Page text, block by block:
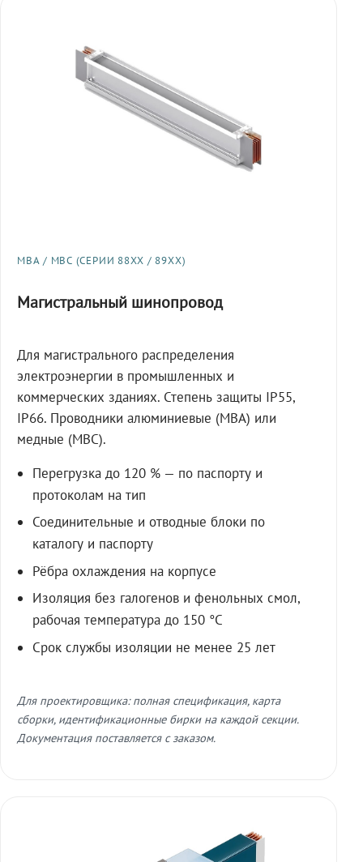
МВА / МВС (СЕРИИ 88XX / 89XX)
Магистральный шинопровод
Для магистрального распределения
электроэнергии в промышленных и
коммерческих зданиях. Степень защиты IP55,
IP66. Проводники алюминиевые (МВА) или
медные (МВС).
Перегрузка до 120 % — по паспорту и
протоколам на тип
Соединительные и отводные блоки по
каталогу и паспорту
Рёбра охлаждения на корпусе
Изоляция без галогенов и фенольных смол,
рабочая температура до 150 °C
Срок службы изоляции не менее 25 лет
Для проектировщика: полная спецификация, карта
сборки, идентификационные бирки на каждой секции.
Документация поставляется с заказом.